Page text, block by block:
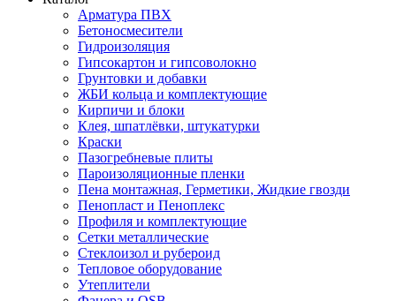
Арматура ПВХ
Бетоносмесители
Гидроизоляция
Гипсокартон и гипсоволокно
Грунтовки и добавки
ЖБИ кольца и комплектующие
Кирпичи и блоки
Клея, шпатлёвки, штукатурки
Краски
Пазогребневые плиты
Пароизоляционные пленки
Пена монтажная, Герметики, Жидкие гвозди
Пенопласт и Пеноплекс
Профиля и комплектующие
Сетки металлические
Стеклоизол и рубероид
Тепловое оборудование
Утеплители